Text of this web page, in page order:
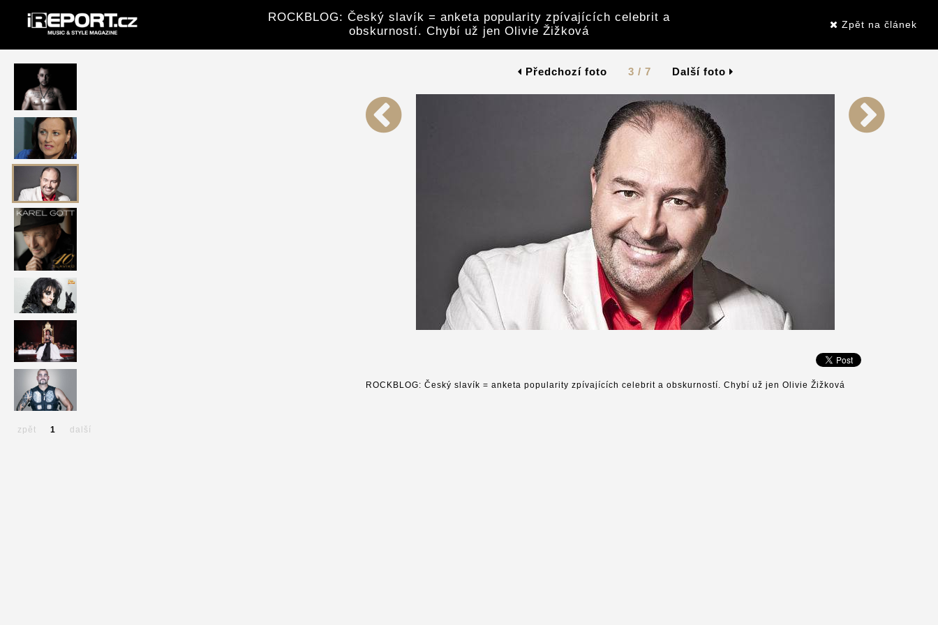
ROCKBLOG: Český slavík = anketa popularity zpívajících celebrit a
obskurností. Chybí už jen Olivie Žižková
Zpět na článek
Předchozí foto 3 / 7 Další foto
ROCKBLOG: Český slavík = anketa popularity zpívajících celebrit a obskurností. Chybí už jen Olivie Žižková
zpět 1 další